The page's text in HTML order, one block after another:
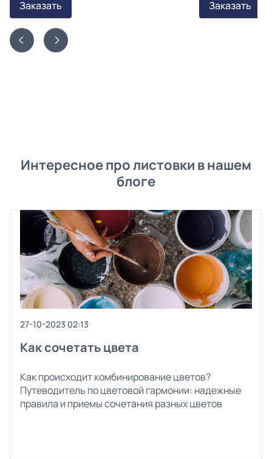
Заказать Заказать
Интересное про листовки в нашем
блоге
27-10-2023 02:13
Как сочетать цвета
Как происходит комбинирование цветов?
Путеводитель по цветовой гармонии: надежные
правила и приемы сочетания разных цветов